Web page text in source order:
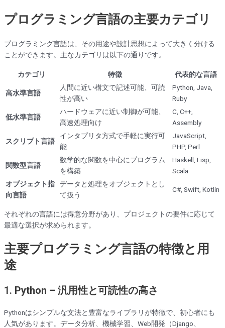
プログラミング言語の主要カテゴリ
プログラミング言語は、その用途や設計思想によって大きく分ける
ことができます。主なカテゴリは以下の通りです。
カテゴリ 特徴 代表的な言語
高水準言語
人間に近い構文で記述可能、可読
性が高い
Python, Java,
Ruby
低水準言語
ハードウェアに近い制御が可能、
高速処理向け
C, C++,
Assembly
スクリプト言語
インタプリタ方式で手軽に実行可
能
JavaScript,
PHP, Perl
関数型言語
数学的な関数を中心にプログラム
を構築
Haskell, Lisp,
Scala
オブジェクト指
向言語
データと処理をオブジェクトとし
て扱う
C#, Swift, Kotlin
それぞれの言語には得意分野があり、プロジェクトの要件に応じて
最適な選択が求められます。
主要プログラミング言語の特徴と用
途
1. Python – 汎用性と可読性の高さ
Pythonはシンプルな文法と豊富なライブラリが特徴で、初心者にも
人気があります。データ分析、機械学習、Web開発（Django、